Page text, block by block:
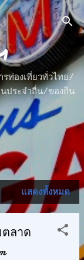
รท่องเที่ยวทั่วไทย/
ระจำถื่น/ของกิน
แสดงทั้งหมด
ลาด